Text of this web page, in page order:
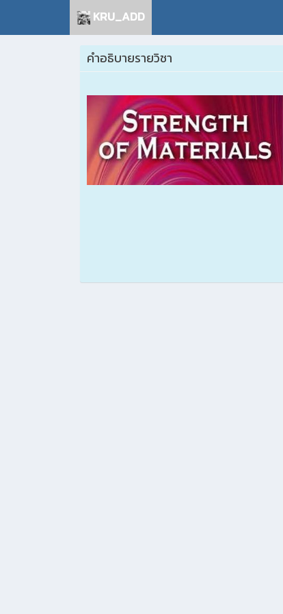
KRU_ADD
คำอธิบายรายวิชา